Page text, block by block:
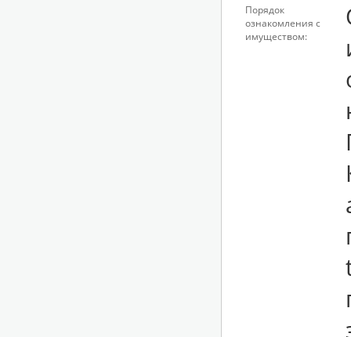
Порядок
ознакомления с
имуществом: